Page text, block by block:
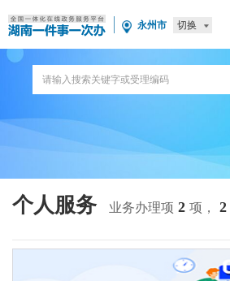
永州市 切换
个人服务 业务办理项 2 项， 2